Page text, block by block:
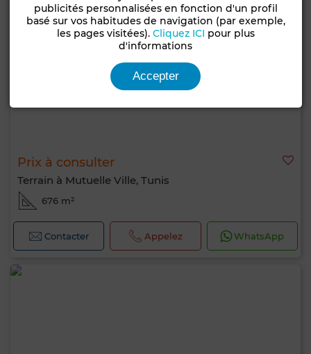
Prix à consulter
Terrain à Mutuelle Ville, Tunis
676 m²
Contacter Appelez WhatsApp
publicités personnalisées en fonction d'un profil
basé sur vos habitudes de navigation (par exemple,
les pages visitées). Cliquez ICI pour plus
d'informations
Accepter